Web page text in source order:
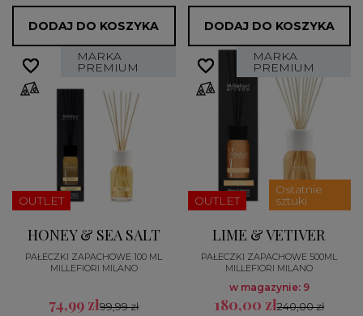
DODAJ DO KOSZYKA DODAJ DO KOSZYKA
MARKA
PREMIUM
OUTLET
HONEY & SEA SALT
PAŁECZKI ZAPACHOWE 100 ML
MILLEFIORI MILANO
74,99 zł99,99 zł
favorite_border
favorite_border MARKA
PREMIUM
OUTLET
Ostatnie
sztuki
LIME & VETIVER
PAŁECZKI ZAPACHOWE 500ML
MILLEFIORI MILANO
w magazynie: 9
180,00 zł240,00 zł
favorite_border
favorite_border